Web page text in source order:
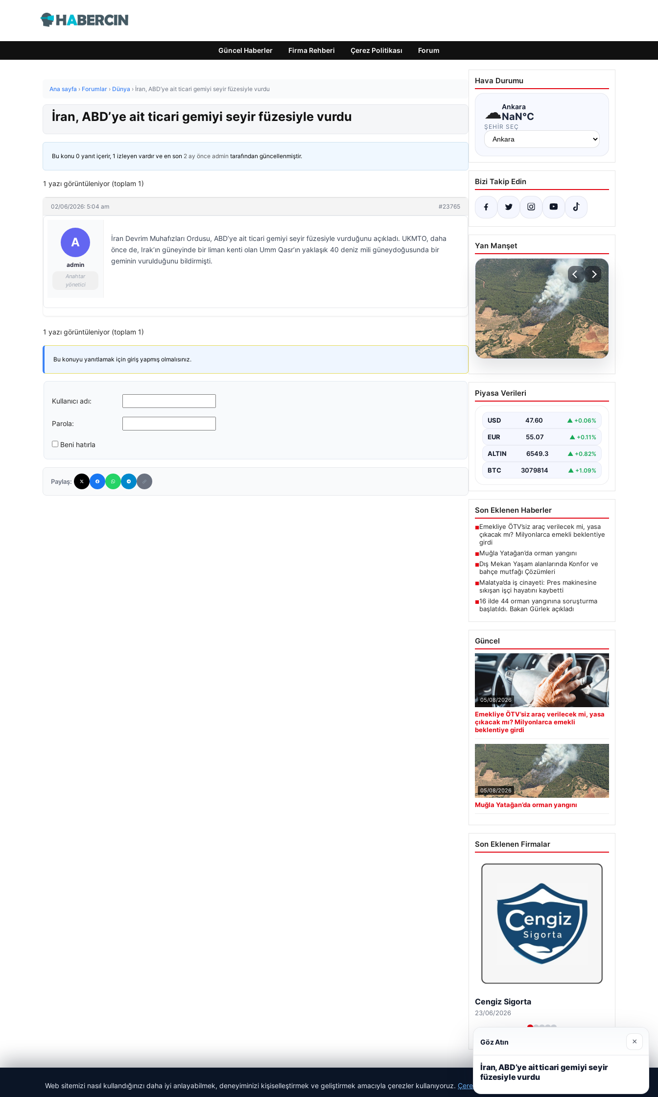
Güncel Haberler Firma Rehberi Çerez Politikası Forum
Ana sayfa › Forumlar › Dünya › İran, ABD’ye ait ticari gemiyi seyir füzesiyle vurdu
İran, ABD’ye ait ticari gemiyi seyir füzesiyle vurdu
Bu konu 0 yanıt içerir, 1 izleyen vardır ve en son 2 ay önce admin tarafından güncellenmiştir.
1 yazı görüntüleniyor (toplam 1)
02/06/2026: 5:04 am #23765
A
admin
Anahtar
yönetici
İran Devrim Muhafızları Ordusu, ABD’ye ait ticari gemiyi seyir füzesiyle vurduğunu açıkladı. UKMTO, daha
önce de, Irak’ın güneyinde bir liman kenti olan Umm Qasr’ın yaklaşık 40 deniz mili güneydoğusunda bir
geminin vurulduğunu bildirmişti.
1 yazı görüntüleniyor (toplam 1)
Bu konuyu yanıtlamak için giriş yapmış olmalısınız.
Kullanıcı adı:
Parola:
Beni hatırla
Paylaş:
Hava Durumu
☁Ankara
NaN°C
ŞEHIR SEÇ
Bizi Takip Edin
Yan Manşet
05.08.2026
Muğla Yatağan’da orman
yangını
Piyasa Verileri
USD 47.60 ▲ +0.06%
EUR 55.07 ▲ +0.11%
ALTIN 6549.3 ▲ +0.82%
BTC 3079814 ▲ +1.09%
Son Eklenen Haberler
■Emekliye ÖTV’siz araç verilecek mi, yasa
çıkacak mı? Milyonlarca emekli beklentiye
girdi
■Muğla Yatağan’da orman yangını
■Dış Mekan Yaşam alanlarında Konfor ve
bahçe mutfağı Çözümleri
■Malatya’da iş cinayeti: Pres makinesine
sıkışan işçi hayatını kaybetti
■16 ilde 44 orman yangınına soruşturma
başlatıldı. Bakan Gürlek açıkladı
Güncel
05/08/2026
Emekliye ÖTV’siz araç verilecek mi, yasa
çıkacak mı? Milyonlarca emekli
beklentiye girdi
05/08/2026
Muğla Yatağan’da orman yangını
Son Eklenen Firmalar
Cengiz Sigorta
23/06/2026
© 2026 Habercin – Güncel Haberler
Web sitemizi nasıl kullandığınızı daha iyi anlayabilmek, deneyiminizi kişiselleştirmek ve geliştirmek amacıyla çerezler kullanıyoruz. Çerez Politikamız
Göz Atın ×
İran, ABD’ye ait ticari gemiyi seyir
füzesiyle vurdu